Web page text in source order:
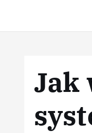
Jak